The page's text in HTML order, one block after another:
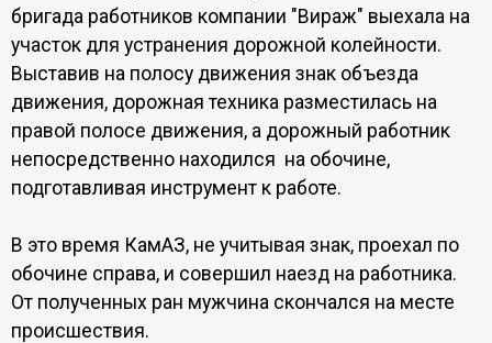
бригада работников компании "Вираж" выехала на
участок для устранения дорожной колейности.
Выставив на полосу движения знак объезда
движения, дорожная техника разместилась на
правой полосе движения, а дорожный работник
непосредственно находился на обочине,
подготавливая инструмент к работе.
В это время КамАЗ, не учитывая знак, проехал по
обочине справа, и совершил наезд на работника.
От полученных ран мужчина скончался на месте
происшествия.